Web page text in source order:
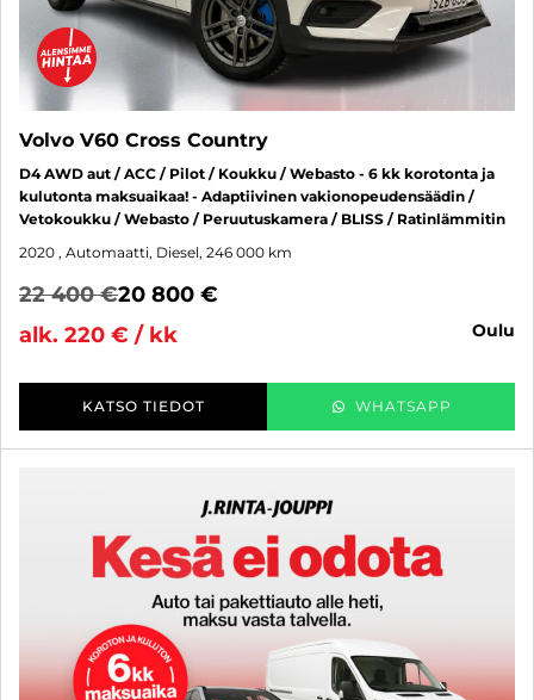
Volvo V60 Cross Country
D4 AWD aut / ACC / Pilot / Koukku / Webasto - 6 kk korotonta ja
kulutonta maksuaikaa! - Adaptiivinen vakionopeudensäädin /
Vetokoukku / Webasto / Peruutuskamera / BLISS / Ratinlämmitin
2020 , Automaatti, Diesel, 246 000 km
22 400 €20 800 €
alk. 220 € / kk
oulu
KATSO TIEDOT WHATSAPP